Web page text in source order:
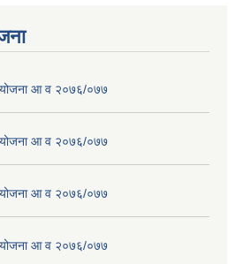
योजना आ व २०७६/०७७
योजना आ व २०७६/०७७
योजना आ व २०७६/०७७
योजना आ व २०७६/०७७